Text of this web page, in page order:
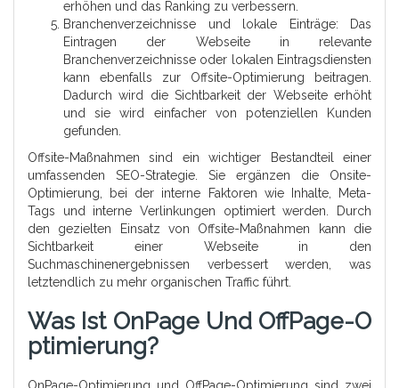
erhöhen und das Ranking zu verbessern.
Branchenverzeichnisse und lokale Einträge: Das
Eintragen der Webseite in relevante
Branchenverzeichnisse oder lokalen Eintragsdiensten
kann ebenfalls zur Offsite-Optimierung beitragen.
Dadurch wird die Sichtbarkeit der Webseite erhöht
und sie wird einfacher von potenziellen Kunden
gefunden.
Offsite-Maßnahmen sind ein wichtiger Bestandteil einer
umfassenden SEO-Strategie. Sie ergänzen die Onsite-
Optimierung, bei der interne Faktoren wie Inhalte, Meta-
Tags und interne Verlinkungen optimiert werden. Durch
den gezielten Einsatz von Offsite-Maßnahmen kann die
Sichtbarkeit einer Webseite in den
Suchmaschinenergebnissen verbessert werden, was
letztendlich zu mehr organischen Traffic führt.
Was Ist OnPage Und OffPage-O
Ptimierung?